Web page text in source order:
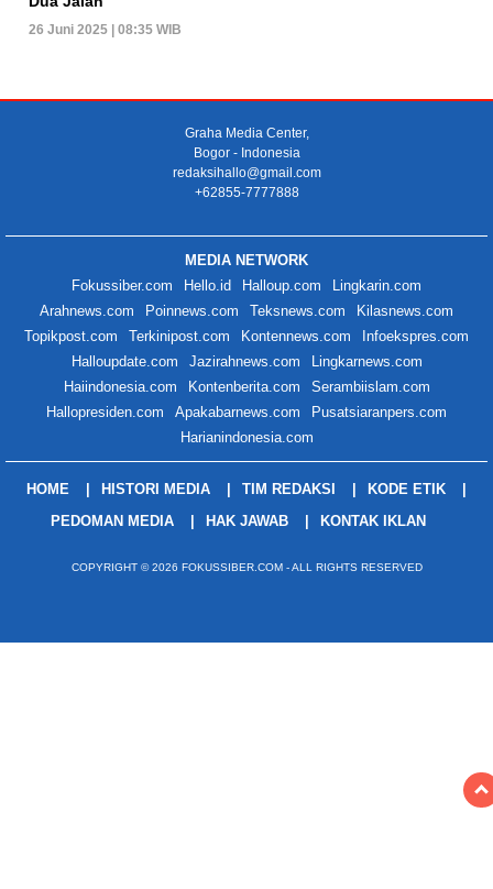
26 Juni 2025 | 08:35 WIB
Graha Media Center,
Bogor - Indonesia
redaksihallo@gmail.com
+62855-7777888
MEDIA NETWORK
Fokussiber.com
Hello.id Halloup.com
Lingkarin.com
Arahnews.com
Poinnews.com Teksnews.com
Kilasnews.com
Topikpost.com
Terkinipost.com Kontennews.com
Infoekspres.com
Halloupdate.com
Jazirahnews.com
Lingkarnews.com
Haiindonesia.com
Kontenberita.com
Serambiislam.com
Hallopresiden.com
Apakabarnews.com
Pusatsiaranpers.com
Harianindonesia.com
HOME HISTORI MEDIA TIM REDAKSI
KODE ETIK
PEDOMAN MEDIA
HAK JAWAB KONTAK IKLAN
COPYRIGHT © 2026 FOKUSSIBER.COM - ALL RIGHTS RESERVED